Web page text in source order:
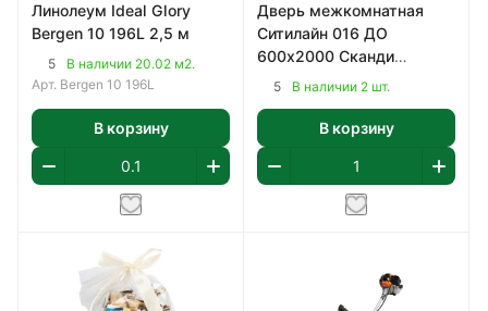
Линолеум Ideal Glory
Bergen 10 196L 2,5 м
5
В наличии 20.02 м2.
Арт. Bergen 10 196L
В корзину
Дверь межкомнатная
Ситилайн 016 ДО
600х2000 Сканди
5 В наличии 2 шт.
В корзину